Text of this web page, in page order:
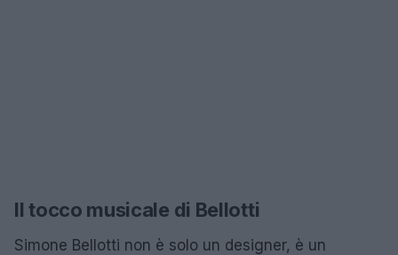
Il tocco musicale di Bellotti
Simone Bellotti non è solo un designer, è un